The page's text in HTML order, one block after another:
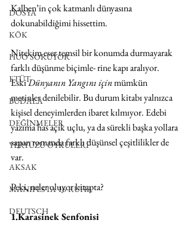
DOSYA
KÖK
HUO SORUYOR
ETÜT
BUDALA
DEĞİNMELER
YERYÜZÜ ÖYKÜLERİ
AKSAK
MANIFESTA 16 RUHR
DEUTSCH
Kalben’in çok katmanlı dünyasına
dokunabildiğimi hissettim.
Nitekim eser temsil bir konumda durmayarak
farklı düşünme biçimle- rine kapı aralıyor.
Eski Dünyanın Yangını için mümkün
metinler denilebilir. Bu durum kitabı yalnızca
kişisel deneyimlerden ibaret kılmıyor. Edebi
yazıma has açık uçlu, ya da sürekli başka yollara
sapan romanda farklı düşünsel çeşitlilikler de
var.
Peki, neler oluyor kitapta?
1.Karasinek Senfonisi